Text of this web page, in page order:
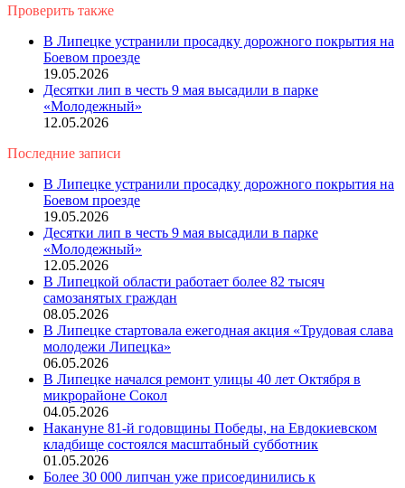
Проверить также
В Липецке устранили просадку дорожного покрытия на
Боевом проезде
19.05.2026
Десятки лип в честь 9 мая высадили в парке
«Молодежный»
12.05.2026
Последние записи
В Липецке устранили просадку дорожного покрытия на
Боевом проезде
19.05.2026
Десятки лип в честь 9 мая высадили в парке
«Молодежный»
12.05.2026
В Липецкой области работает более 82 тысяч
самозанятых граждан
08.05.2026
В Липецке стартовала ежегодная акция «Трудовая слава
молодежи Липецка»
06.05.2026
В Липецке начался ремонт улицы 40 лет Октября в
микрорайоне Сокол
04.05.2026
Накануне 81-й годовщины Победы, на Евдокиевском
кладбище состоялся масштабный субботник
01.05.2026
Более 30 000 липчан уже присоединились к